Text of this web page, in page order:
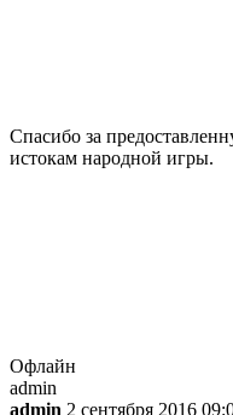
Спасибо за
истокам народной игры.
Офлайн
admin
admin 2 сентября 2016